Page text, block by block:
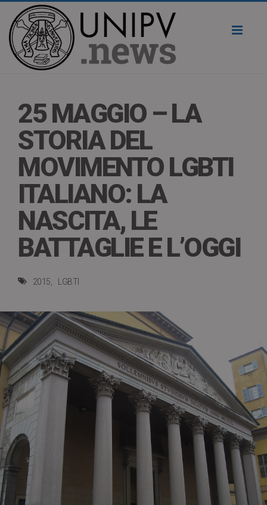
25 MAGGIO – LA
STORIA DEL
MOVIMENTO LGBTI
ITALIANO: LA
NASCITA, LE
BATTAGLIE E L’OGGI
2015 LGBTI